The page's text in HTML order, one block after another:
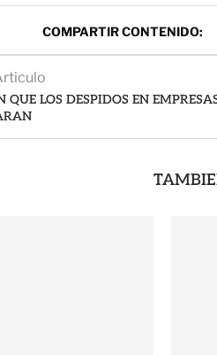
COMPARTIR CONTENIDO:
QUE LOS DESPIDOS EN